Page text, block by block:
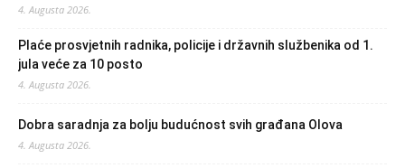
4. Augusta 2026.
Plaće prosvjetnih radnika, policije i državnih službenika od 1.
jula veće za 10 posto
4. Augusta 2026.
Dobra saradnja za bolju budućnost svih građana Olova
4. Augusta 2026.